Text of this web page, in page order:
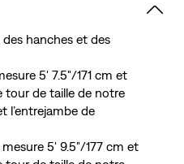
hanches et des
5' 7.5"/171 cm et
tour de taille de notre
l’entrejambe de
5' 9.5"/177 cm et